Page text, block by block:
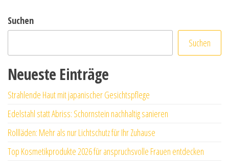
Suchen
Suchen
Neueste Einträge
Strahlende Haut mit japanischer Gesichtspflege
Edelstahl statt Abriss: Schornstein nachhaltig sanieren
Rollläden: Mehr als nur Lichtschutz für Ihr Zuhause
Top Kosmetikprodukte 2026 für anspruchsvolle Frauen entdecken